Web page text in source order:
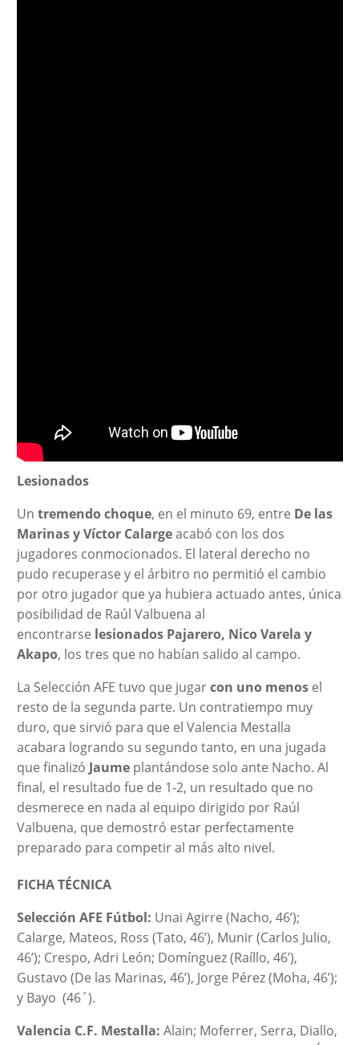
Lesionados
Un tremendo choque, en el minuto 69, entre De las
Marinas y Víctor Calargeacabó con los dos
jugadores conmocionados. El lateral derecho no
pudo recuperase y el árbitro no permitió el cambio
por otro jugador que ya hubiera actuado antes, única
posibilidad de Raúl Valbuena al
encontrarse lesionados Pajarero, Nico Varela y
Akapo, los tres que no habían salido al campo.
La Selección AFE tuvo que jugarcon uno menosel
resto de la segunda parte. Un contratiempo muy
duro, que sirvió para que el Valencia Mestalla
acabara logrando su segundo tanto, en una jugada
que finalizó Jaumeplantándose solo ante Nacho. Al
final, el resultado fue de 1-2, un resultado que no
desmerece en nada al equipo dirigido por Raúl
Valbuena, que demostró estar perfectamente
preparado para competir al más alto nivel.
FICHA TÉCNICA
Selección AFE Fútbol: Unai Agirre (Nacho, 46’);
Calarge, Mateos, Ross (Tato, 46’), Munir (Carlos Julio,
46’); Crespo, Adri León; Domínguez (Raíllo, 46’),
Gustavo (De las Marinas, 46’), Jorge Pérez (Moha, 46’);
y Bayo (46´).
Valencia C.F. Mestalla: Alain; Moferrer, Serra, Diallo,